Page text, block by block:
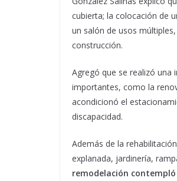
cubierta; la colocación de
un salón de usos
construcción.
Agregó que se realizó
importantes, como la
acondicionó el
discapacidad.
Además de la
explanada, jardinería,
remodelación